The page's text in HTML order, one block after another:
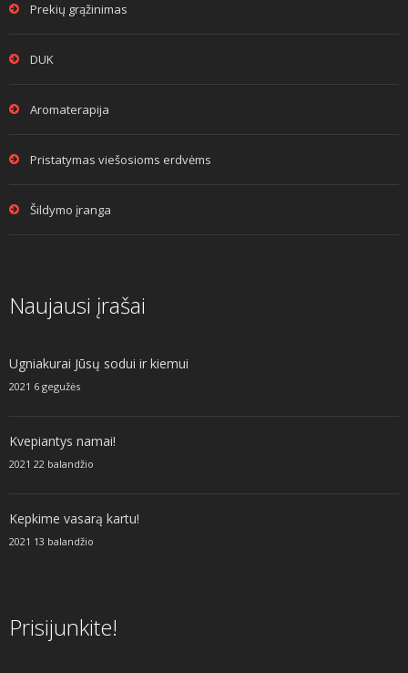
Prekių grąžinimas
DUK
Aromaterapija
Pristatymas viešosioms erdvėms
Šildymo įranga
Naujausi įrašai
Ugniakurai Jūsų sodui ir kiemui
2021 6 gegužės
Kvepiantys namai!
2021 22 balandžio
Kepkime vasarą kartu!
2021 13 balandžio
Prisijunkite!